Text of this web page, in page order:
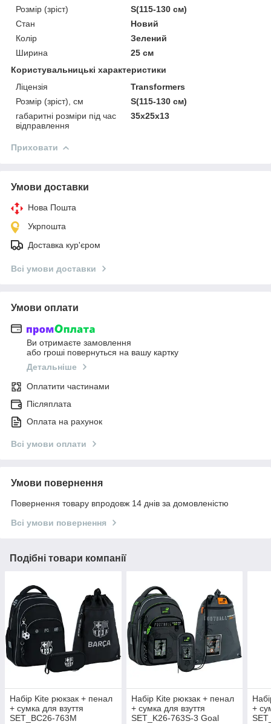
Розмір (зріст)
S(115-130 см)
Стан
Новий
Колір
Зелений
Ширина
25 см
Користувальницькі характеристики
Ліцензія
Transformers
Розмір (зріст), см
S(115-130 см)
габаритні розміри під час
відправлення
35х25х13
Приховати
Умови доставки
Нова Пошта
Укрпошта
Доставка кур'єром
Всі умови доставки
Умови оплати
Ви отримаєте замовлення
або гроші повернуться на вашу картку
Детальніше
Оплатити частинами
Післяплата
Оплата на рахунок
Всі умови оплати
Умови повернення
Повернення товару впродовж 14 днів за домовленістю
Всі умови повернення
Подібні товари компанії
Набір Kite рюкзак + пенал
+ сумка для взуття
SET_BC26-763M
Набір Kite рюкзак + пенал
+ сумка для взуття
SET_K26-763S-3 Goal
+